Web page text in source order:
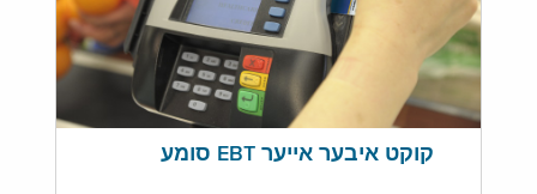
קוקט איבער אייער EBT סומע